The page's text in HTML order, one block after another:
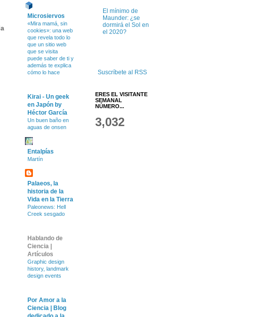
la
Microsiervos
«Mira mamá, sin
cookies»: una web
que revela todo lo
que un sitio web
que se visita
puede saber de ti y
además te explica
cómo lo hace
Kirai - Un geek
en Japón by
Héctor García
Un buen baño en
aguas de onsen
Entalpías
Martín
Palaeos, la
historia de la
Vida en la Tierra
Paleonews: Hell
Creek sesgado
Hablando de
Ciencia |
Artículos
Graphic design
history, landmark
design events
Por Amor a la
Ciencia | Blog
El mínimo de
Maunder: ¿se
dormirá el Sol en
el 2020?
Suscríbete al RSS
ERES EL VISITANTE
SEMANAL
NÚMERO...
3,032